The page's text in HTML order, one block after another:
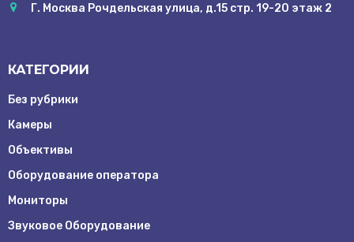
Г. Москва Рочдельская улица, д.15 стр. 19-20 этаж 2
КАТЕГОРИИ
Без рубрики
Камеры
Объективы
Оборудование оператора
Мониторы
Звуковое Оборудование